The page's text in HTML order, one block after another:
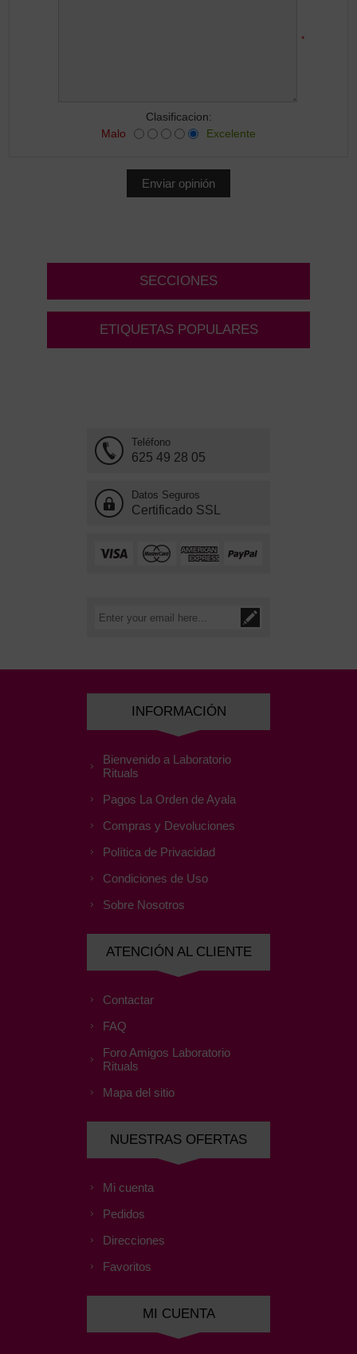
*
Clasificacion:
Malo
Excelente
SECCIONES
ETIQUETAS POPULARES
Teléfono
625 49 28 05
Datos Seguros
Certificado SSL
INFORMACIÓN
Bienvenido a Laboratorio
Rituals
Pagos La Orden de Ayala
Compras y Devoluciones
Política de Privacidad
Condiciones de Uso
Sobre Nosotros
ATENCIÓN AL CLIENTE
Contactar
FAQ
Foro Amigos Laboratorio
Rituals
Mapa del sitio
NUESTRAS OFERTAS
Mi cuenta
Pedidos
Direcciones
Favoritos
MI CUENTA